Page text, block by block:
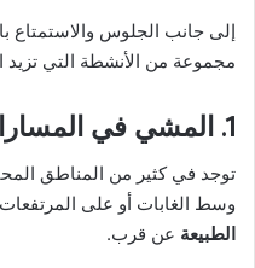
إلى جانب الجلوس والاستمتاع
مجموعة من الأنشطة التي تزيد
1. المشي في المسارات الطبيعية
توجد في كثير من المناطق
وسط الغابات أو على
الطبيعة عن قرب.